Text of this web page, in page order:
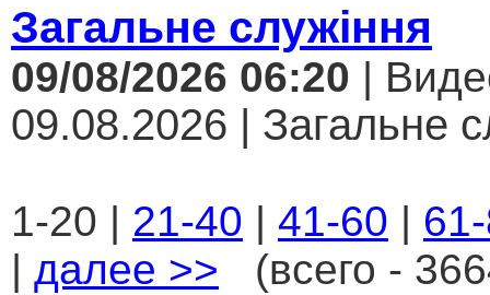
Загальне служіння
09/08/2026 06:20 |
09.08.2026 | Загальне
1-20 | 21-40 | 41-60 |
| далее >> (всего -